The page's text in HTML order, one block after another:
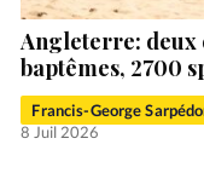
Angleterre: deux
baptêmes, 2700
Francis-George
8 Juil 2026